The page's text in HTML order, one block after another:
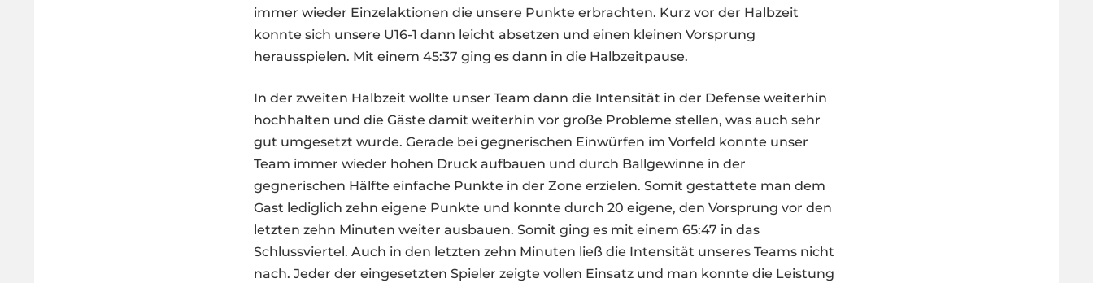
immer wieder Einzelaktionen die unsere Punkte erbrachten. Kurz vor der Halbzeit
konnte sich unsere U16-1 dann leicht absetzen und einen kleinen Vorsprung
herausspielen. Mit einem 45:37 ging es dann in die Halbzeitpause.
In der zweiten Halbzeit wollte unser Team dann die Intensität in der Defense weiterhin
hochhalten und die Gäste damit weiterhin vor große Probleme stellen, was auch sehr
gut umgesetzt wurde. Gerade bei gegnerischen Einwürfen im Vorfeld konnte unser
Team immer wieder hohen Druck aufbauen und durch Ballgewinne in der
gegnerischen Hälfte einfache Punkte in der Zone erzielen. Somit gestattete man dem
Gast lediglich zehn eigene Punkte und konnte durch 20 eigene, den Vorsprung vor den
letzten zehn Minuten weiter ausbauen. Somit ging es mit einem 65:47 in das
Schlussviertel. Auch in den letzten zehn Minuten ließ die Intensität unseres Teams nicht
nach. Jeder der eingesetzten Spieler zeigte vollen Einsatz und man konnte die Leistung